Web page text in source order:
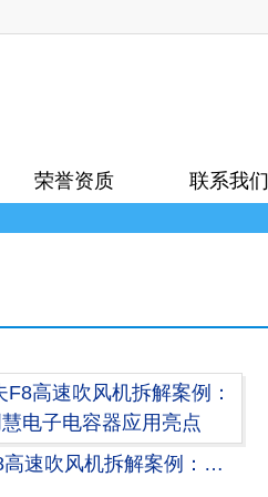
荣誉资质 联系我们
康夫F8高速吹风机拆解案例：创慧电子电容器应用亮点